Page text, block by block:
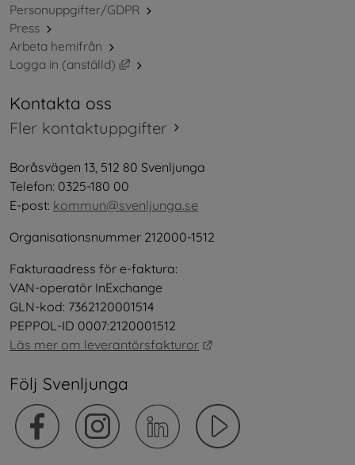
Personuppgifter/GDPR
Press
Arbeta hemifrån
Logga in (anställd)
Länk till annan webbplats, öppnas i nytt
Kontakta oss
Fler kontaktuppgifter
Boråsvägen 13, 512 80 Svenljunga
Telefon: 0325-180 00
E-post: kommun@svenljunga.se
Organisationsnummer 212000-1512
Fakturaadress för e-faktura:
VAN-operatör InExchange
GLN-kod: 7362120001514
PEPPOL-ID 0007:2120001512
Läs mer om leverantörsfakturor
Följ Svenljunga